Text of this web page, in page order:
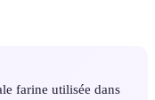
farine utilisée dans